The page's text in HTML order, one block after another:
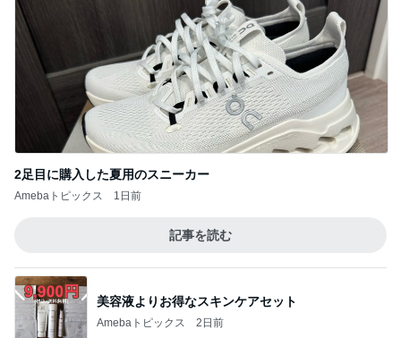
2足目に購入した夏用のスニーカー
Amebaトピックス 1日前
記事を読む
美容液よりお得なスキンケアセット
Amebaトピックス 2日前